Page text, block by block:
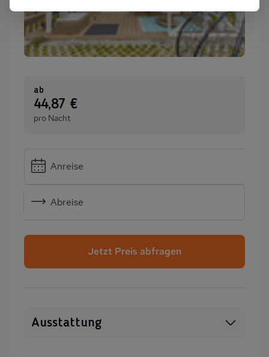
ab
:44,87 €
pro Nacht
Anreise
Abreise
Jetzt Preis abfragen
Ausstattung